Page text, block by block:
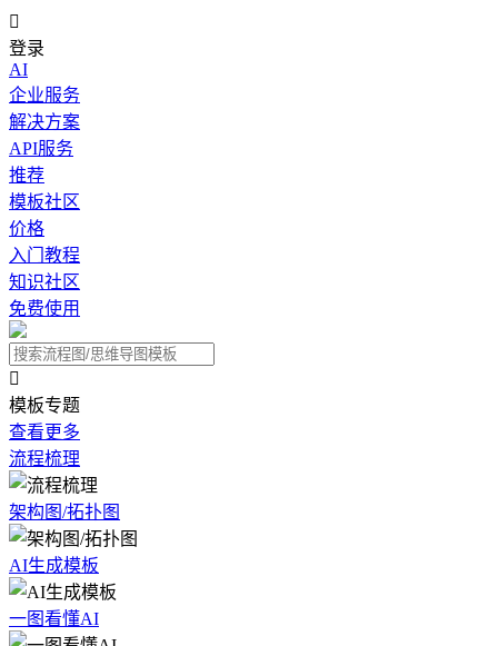

登录
AI
企业服务
解决方案
API服务
推荐
模板社区
价格
入门教程
知识社区
免费使用

模板专题
查看更多
流程梳理
架构图/拓扑图
AI生成模板
一图看懂AI